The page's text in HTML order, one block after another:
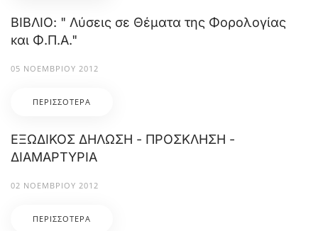
ΒΙΒΛΙΟ: " Λύσεις σε Θέματα της Φορολογίας
και Φ.Π.Α."
05 ΝΟΕΜΒΡΊΟΥ 2012
ΠΕΡΙΣΣΌΤΕΡΑ
ΕΞΩΔΙΚΟΣ ΔΗΛΩΣΗ - ΠΡΟΣΚΛΗΣΗ -
ΔΙΑΜΑΡΤΥΡΙΑ
02 ΝΟΕΜΒΡΊΟΥ 2012
ΠΕΡΙΣΣΌΤΕΡΑ